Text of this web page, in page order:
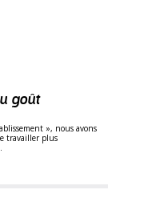
goût
», nous avons
travailler plus